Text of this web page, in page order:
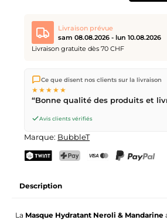
Livraison prévue
sam 08.08.2026 - lun 10.08.2026
Livraison gratuite dès 70 CHF
Nous expédions directement depuis notre
en Suisse.Livraison gratuitedèsCHF 70
passées avant
livraison leprochain jour ouvrable par la
commande avantvendredi, 17h
Ce que disent nos clients sur la livraison
★★★★★
“Bonne qualité des produits et
Avis clients vérifiés
Marque: BubbleT
Description
La Masque Hydratant Neroli & Mandarine